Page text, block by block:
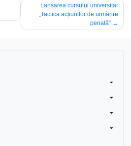
Lansarea cursului universitar
„Tactica acțiunilor de urmărire
penală”